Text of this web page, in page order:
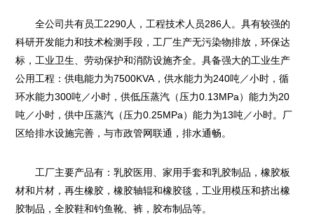
全公司共有员工2290人，工程技术人员286人。具有较强的
科研开发能力和技术检测手段，工厂生产无污染物排放，环保达
标，工业卫生、劳动保护和消防设施齐全。具备强大的工业生产
公用工程：供电能力为7500KVA，供水能力为240吨／小时，循
环水能力300吨／小时，供低压蒸汽（压力0.13MPa）能力为20
吨／小时，供中压蒸汽（压力0.25MPa）能力为13吨／小时。厂
区给排水设施完善，与市政管网联通，排水通畅。
工厂主要产品有：乳胶医用、家用手套和乳胶制品，橡胶板
材和片材，再生橡胶，橡胶轴辊和橡胶毯，工业用模压和挤出橡
胶制品，全胶鞋和钓鱼靴、裤，胶布制品等。